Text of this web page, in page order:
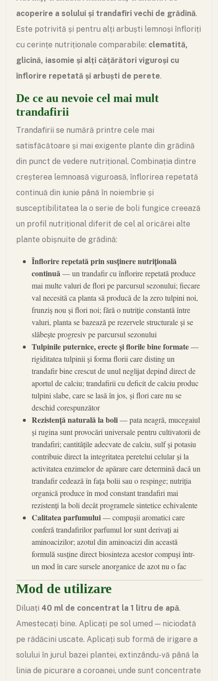
acoperire a solului și trandafiri vechi de grădină.
Este potrivită și pentru alți arbuști lemnoși înfloriți
cu cerințe nutriționale comparabile: clematită,
glicină, iasomie și alți cățărători viguroși cu
înflorire repetată și arbuști de perete.
De ce au nevoie cel mai mult
trandafirii
Trandafirii se numără printre cele mai
satisfăcătoare și mai exigente plante din grădină
din punct de vedere nutrițional. Combinația dintre
creșterea lemnoasă viguroasă, înflorirea repetată
continuă din iunie până în noiembrie și
susceptibilitatea la o serie de boli fungice creează
un profil nutrițional diferit de cel al oricărei alte
plante obișnuite de grădină:
Înflorire repetată prin susținere nutrițională
continuă— un trandafir cu înflorire repetată produce
mai multe valuri de flori pe parcursul sezonului; fiecare
val necesită ca planta să producă de la zero tulpini noi,
frunziș nou și flori noi; fără o nutriție constantă între
valuri, planta se bazează pe rezervele structurale și se
slăbește progresiv pe parcursul sezonului
Tulpinile puternice, erecte și florile bine formate—
rigiditatea tulpinii și forma florii care disting un
trandafir bine crescut de unul neglijat depind direct de
aportul de calciu; trandafirii cu deficit de calciu produc
tulpini slabe, care se lasă în jos, și flori care nu se
deschid corespunzător
Rezistență naturală la boli— pata neagră, mucegaiul
și rugina sunt provocări universale pentru cultivatorii de
trandafiri; cantitățile adecvate de calciu, sulf și potasiu
contribuie direct la integritatea peretelui celular și la
activitatea enzimelor de apărare care determină dacă un
trandafir cedează în fața bolii sau o respinge; nutriția
organică produce în mod constant trandafiri mai
rezistenți la boli decât programele sintetice echivalente
Calitatea parfumului— compușii aromatici care
conferă trandafirilor parfumul lor sunt derivați ai
aminoacizilor; azotul din aminoacizi din această
formulă susține direct biosinteza acestor compuși într-
un mod în care sursele anorganice de azot nu o fac
Mod de utilizare
Diluați 40 ml de concentrat la 1 litru de apă.
Amestecați bine. Aplicați pe sol umed — niciodată
pe rădăcini uscate. Aplicați sub formă de irigare a
solului în jurul bazei plantei, extinzându-vă până la
linia de picurare a coroanei, unde sunt concentrate